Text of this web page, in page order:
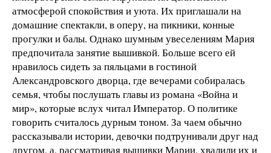
атмосферой спокойствия и уюта. Их приглашали на
домашние спектакли, в оперу, на пикники, конные
прогулки и балы. Однако шумным увеселениям Мария
предпочитала занятие вышивкой. Больше всего ей
нравилось сидеть за пяльцами в гостиной
Александровского дворца, где вечерами собиралась
семья, чтобы послушать главы из романа «Война и
мир», которые вслух читал Император. О политике
говорить считалось дурным тоном. За чаем обычно
рассказывали истории, девочки подтрунивали друг над
другом, а, рассматривая вышивки Марии, хвалили их и